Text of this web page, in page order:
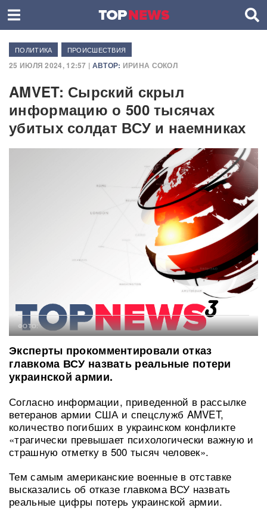
ПОЛИТИКА ПРОИСШЕСТВИЯ
25 ИЮЛЯ 2024, 12:57 | АВТОР: ИРИНА СОКОЛ
AMVET: Сырский скрыл
информацию о 500 тысячах
убитых солдат ВСУ и наемниках
ФОТО:
Эксперты прокомментировали отказ
главкома ВСУ назвать реальные потери
украинской армии.
Согласно информации, приведенной в рассылке
ветеранов армии США и спецслужб AMVET,
количество погибших в украинском конфликте
«трагически превышает психологически важную и
страшную отметку в 500 тысяч человек».
Тем самым американские военные в отставке
высказались об отказе главкома ВСУ назвать
реальные цифры потерь украинской армии.